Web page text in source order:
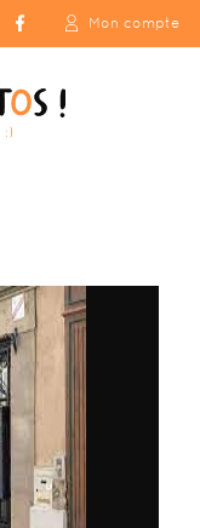
Mon compte